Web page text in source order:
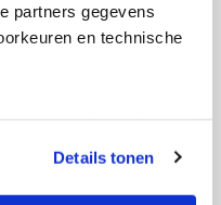
partners gegevens
en technische
elk moment wijzigen of
onderaan de pagina. De
Details tonen